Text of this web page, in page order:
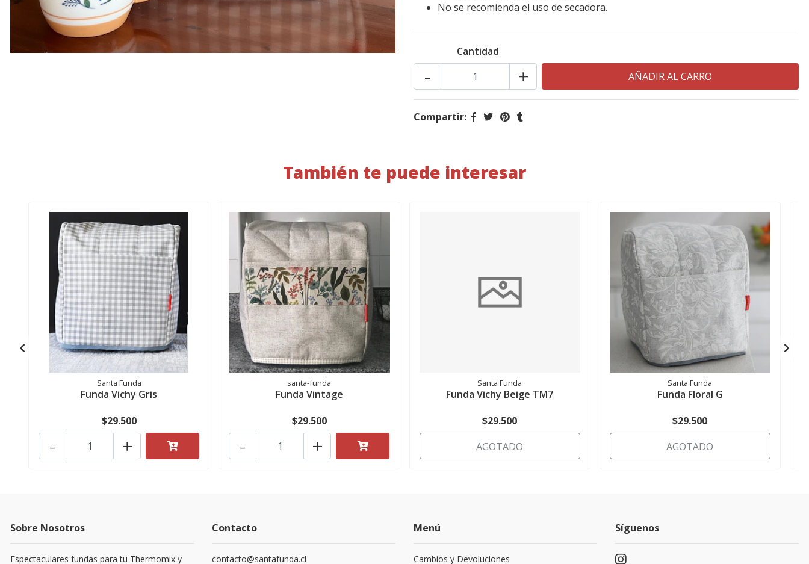
No se recomienda el uso de secadora.
Cantidad
+
-
Compartir:
También te puede interesar
Santa Funda
Funda Vichy Gris
$29.500
+
-
santa-funda
Funda Vintage
$29.500
+
-
Santa Funda
Funda Vichy Beige TM7
$29.500
AGOTADO
Santa Funda
Funda Floral G
$29.500
AGOTADO
Sobre Nosotros
Espectaculares fundas para tu Thermomix y
Contacto
contacto@santafunda.cl
Menú
Cambios y Devoluciones
Síguenos